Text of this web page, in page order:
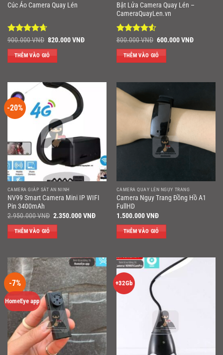
Cúc Áo Camera Quay Lén
Được xếp
hạng4.67
5 sao
900.000VNĐ Giá
là:
900.000 VNĐ.
820.000VNĐGiá
820.000 VNĐ.
THÊM VÀO GIỎ
Bật Lửa Camera Quay Lén –
CameraQuayLen.vn
Được xếp
hạng4.5
5 sao
800.000VNĐ Giá
là:
800.000 VNĐ.
600.000VNĐGiá
THÊM VÀO GIỎ
-20%
CAMERA GIÁP SÁT AN NINH
NV99 Smart Camera Mini IP WIFI
Pin 3400mAh
2.950.000VNĐ Giá
2.350.000VNĐGiá
2.350.000 VNĐ.
THÊM VÀO GIỎ
CAMERA QUAY LÉN NGỤY TRANG
Camera Ngụy Trang Đồng Hồ A1
FullHD
1.500.000VNĐ
THÊM VÀO GIỎ
-7%
HomeEye app
+32Gb